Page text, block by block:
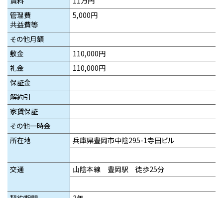
管理費
共益費等
5,000円
その他月額
敷金
110,000円
礼金
110,000円
保証金
解約引
家賃保証
その他一時金
所在地
兵庫県豊岡市中陰295-1寺田ビル
交通 山陰本線 豊岡駅 徒歩25分